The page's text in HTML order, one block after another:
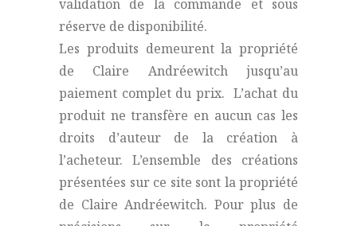
validation de la commande et sous
réserve de disponibilité.
Les produits demeurent la propriété
de Claire Andréewitch jusqu’au
paiement complet du prix. L’achat du
produit ne transfère en aucun cas les
droits d’auteur de la création à
l’acheteur. L’ensemble des créations
présentées sur ce site sont la propriété
de Claire Andréewitch. Pour plus de